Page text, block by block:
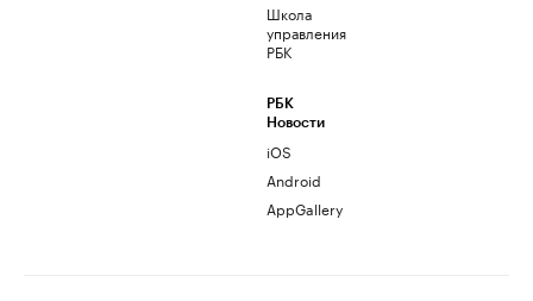
Школа
управления
РБК
РБК
Новости
iOS
Android
AppGallery